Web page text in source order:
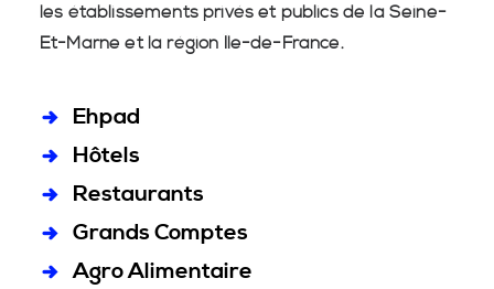
les établissements privés et publics de la Seine-
Et-Marne et la région Île-de-France.
Ehpad
Hôtels
Restaurants
Grands Comptes
Agro Alimentaire